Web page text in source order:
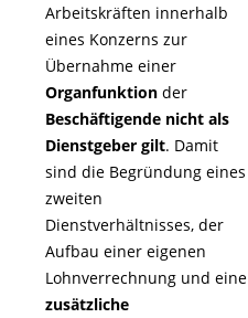
Arbeitskräften innerhalb
eines Konzerns zur
Übernahme einer
Organfunktion der
Beschäftigende nicht als
Dienstgeber gilt. Damit
sind die Begründung eines
zweiten
Dienstverhältnisses, der
Aufbau einer eigenen
Lohnverrechnung und eine
zusätzliche